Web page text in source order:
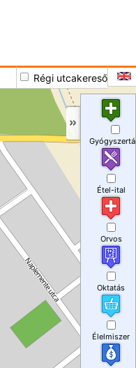
Régi utcakereső
Étel-ital
Orvos
Oktatás
Élelmiszer